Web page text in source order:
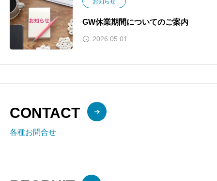
お知らせ
GW休業期間についてのご案内
2026.05.01
CONTACT
各種お問合せ